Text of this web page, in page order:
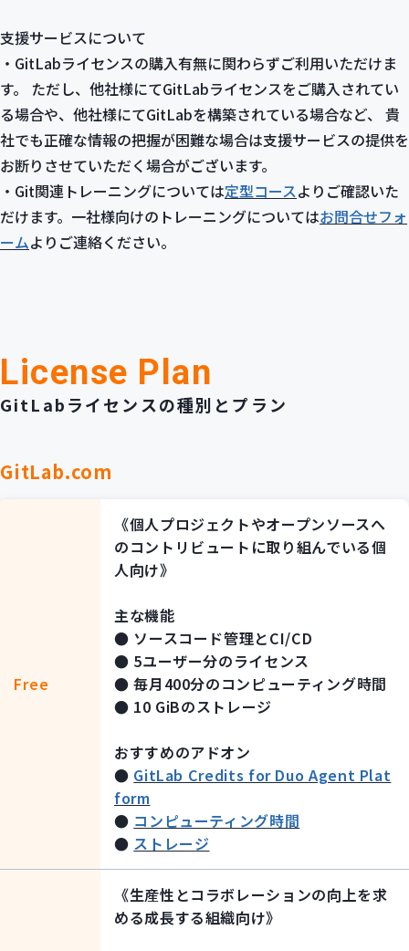
支援サービスについて
・GitLabライセンスの購入有無に関わらずご利用いただけま
す。 ただし、他社様にてGitLabライセンスをご購入されてい
る場合や、他社様にてGitLabを構築されている場合など、 貴
社でも正確な情報の把握が困難な場合は支援サービスの提供を
お断りさせていただく場合がございます。
・Git関連トレーニングについては定型コースよりご確認いた
だけます。一社様向けのトレーニングについてはお問合せフォ
ームよりご連絡ください。
License Plan
GitLabライセンスの種別とプラン
GitLab.com
Free
《個人プロジェクトやオープンソースへ
のコントリビュートに取り組んでいる個
人向け》
主な機能
● ソースコード管理とCI/CD
● 5ユーザー分のライセンス
● 毎月400分のコンピューティング時間
● 10 GiBのストレージ
おすすめのアドオン
● GitLab Credits for Duo Agent Plat
form
● コンピューティング時間
● ストレージ
《生産性とコラボレーションの向上を求
める成長する組織向け》